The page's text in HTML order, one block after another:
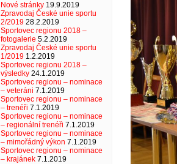
Nové stránky 19.9.2019
Zpravodaj České unie sportu
2/2019 28.2.2019
Sportovec regionu 2018 –
fotogalerie 5.2.2019
Zpravodaj České unie sportu
1/2019 1.2.2019
Sportovec regionu 2018 –
výsledky 24.1.2019
Sportovec regionu – nominace
– veteráni 7.1.2019
Sportovec regionu – nominace
– trenéři 7.1.2019
Sportovec regionu – nominace
– regionální trenéři 7.1.2019
Sportovec regionu – nominace
– mimořádný výkon 7.1.2019
Sportovec regionu – nominace
– krajánek 7.1.2019